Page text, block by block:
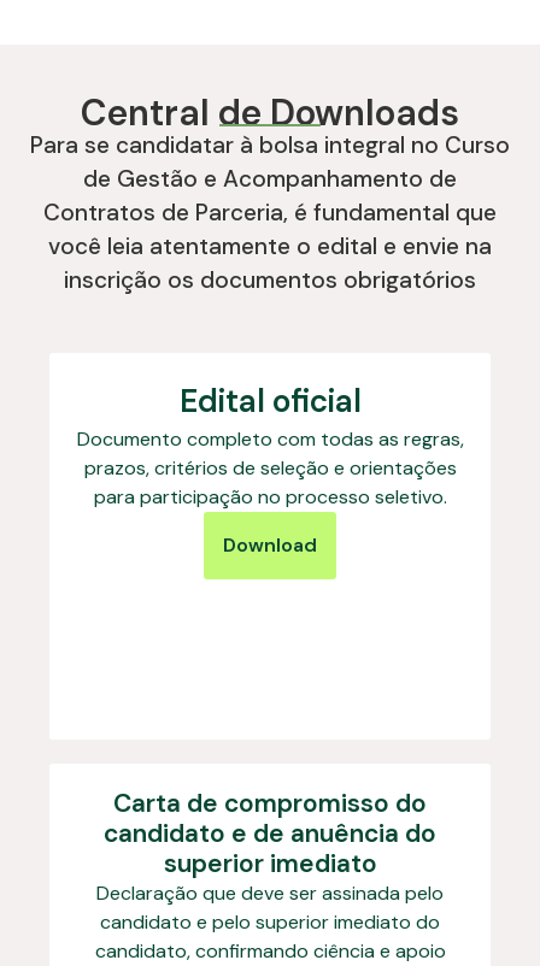
Central de Downloads
Para se candidatar à bolsa integral no Curso
de Gestão e Acompanhamento de
Contratos de Parceria, é fundamental que
você leia atentamente o edital e envie na
inscrição os documentos obrigatórios
Edital oficial
Documento completo com todas as regras,
prazos, critérios de seleção e orientações
para participação no processo seletivo.
Download
Carta de compromisso do
candidato e de anuência do
superior imediato
Declaração que deve ser assinada pelo
candidato e pelo superior imediato do
candidato, confirmando ciência e apoio